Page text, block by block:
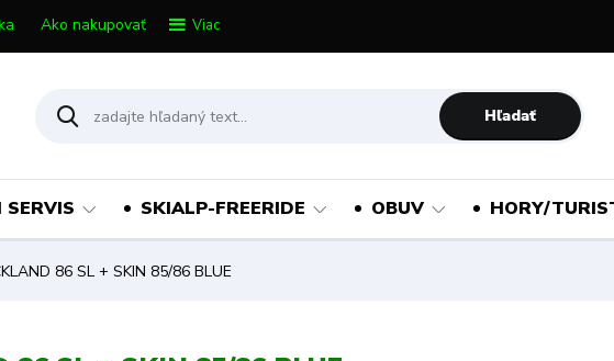
Ako nakupovať Viac
Hľadať
SERVIS SKIALP-FREERIDE OBUV HORY/
86 SL + SKIN 85/86 BLUE